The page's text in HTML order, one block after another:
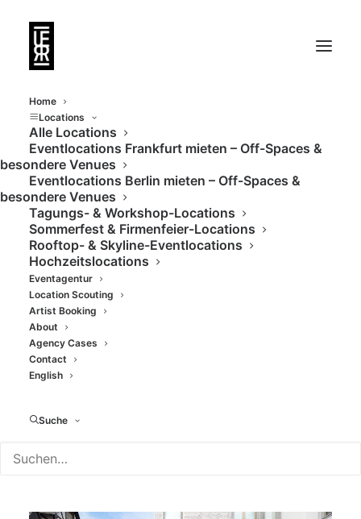
Home
Locations
Alle Locations
Eventlocations Frankfurt mieten – Off-Spaces &
besondere Venues
Eventlocations Berlin mieten – Off-Spaces &
besondere Venues
Tagungs- & Workshop-Locations
Sommerfest & Firmenfeier-Locations
Rooftop- & Skyline-Eventlocations
Hochzeitslocations
Eventagentur
Location Scouting
Artist Booking
About
Agency Cases
Contact
English
Suche
Diese Charmante
Location mit viel
Messing hat eine
zusätzliche Bar im
Keller